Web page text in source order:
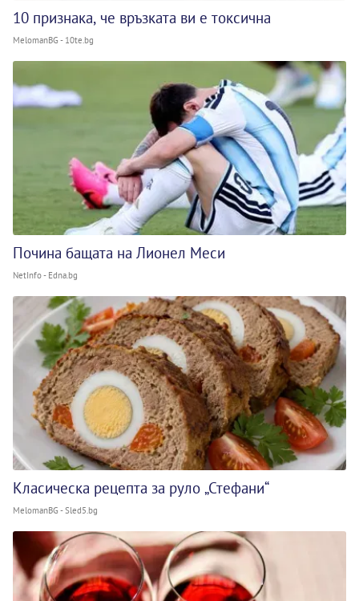
10 признака, че връзката ви е токсична
MelomanBG - 10te.bg
Почина бащата на Лионел Меси
NetInfo - Edna.bg
Класическа рецепта за руло „Стефани“
MelomanBG - Sled5.bg